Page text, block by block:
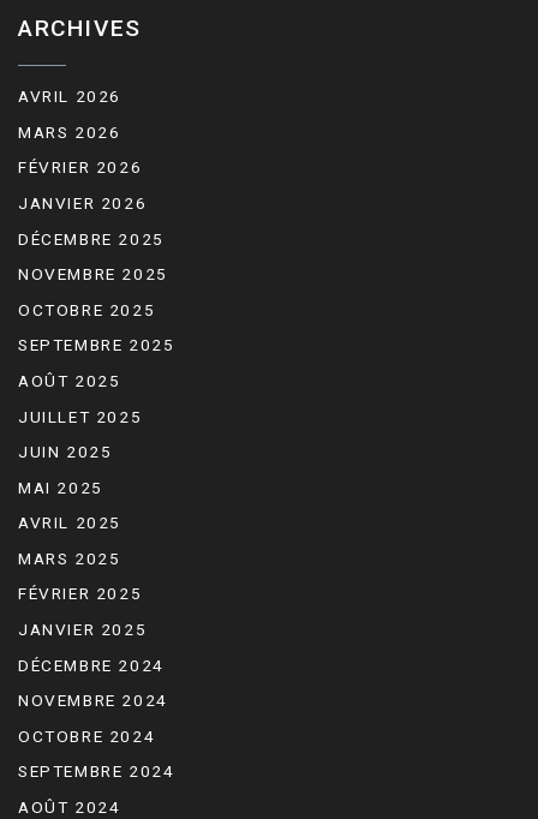
ARCHIVES
AVRIL 2026
MARS 2026
FÉVRIER 2026
JANVIER 2026
DÉCEMBRE 2025
NOVEMBRE 2025
OCTOBRE 2025
SEPTEMBRE 2025
AOÛT 2025
JUILLET 2025
JUIN 2025
MAI 2025
AVRIL 2025
MARS 2025
FÉVRIER 2025
JANVIER 2025
DÉCEMBRE 2024
NOVEMBRE 2024
OCTOBRE 2024
SEPTEMBRE 2024
AOÛT 2024